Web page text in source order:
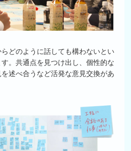
どのように話しても構わないとい
。共通点を見つけ出し、個性的な
述べ合うなど活発な意見交換があ